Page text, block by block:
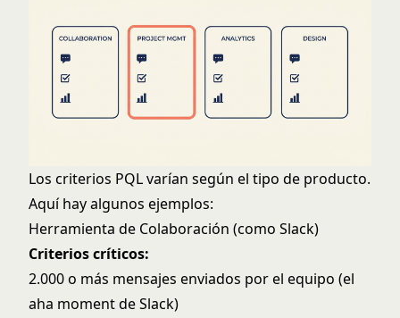
Los criterios PQL varían según el tipo de producto.
Aquí hay algunos ejemplos:
Herramienta de Colaboración (como Slack)
Criterios críticos:
2.000 o más mensajes enviados por el equipo (el
aha moment de Slack)